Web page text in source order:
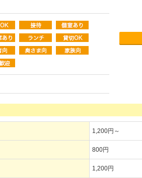
1,200円～
800円
1,200円